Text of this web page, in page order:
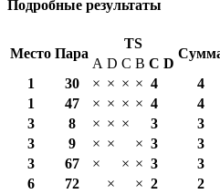
Подробные результаты
Место Пара
TS
A D C B С D
1
30 × × × × 4
4
1
47 × × × × 4
4
3
8 × × × 3
3
3
9 × × × 3
3
3
67 × × × 3
3
6
72 × × 2
2